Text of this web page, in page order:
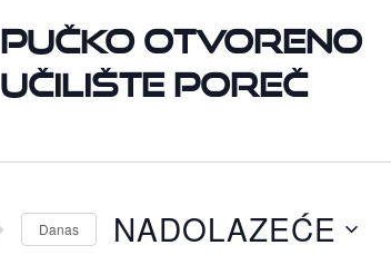
Pučko otvoreno
učilište Poreč
Danas NADOLAZEĆE